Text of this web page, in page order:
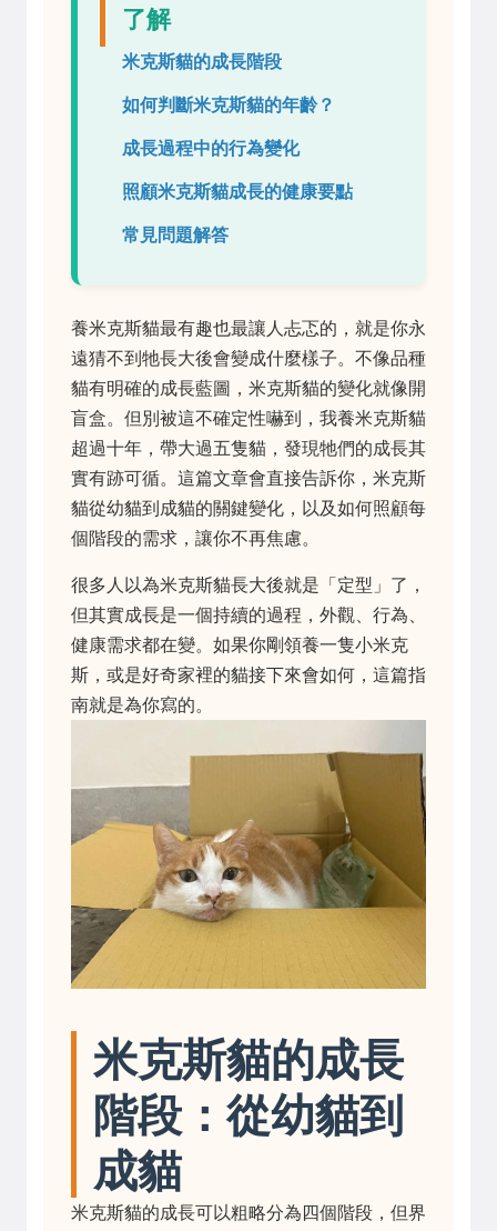
了解
米克斯貓的成長階段
如何判斷米克斯貓的年齡？
成長過程中的行為變化
照顧米克斯貓成長的健康要點
常見問題解答
養米克斯貓最有趣也最讓人忐忑的，就是你永
遠猜不到牠長大後會變成什麼樣子。不像品種
貓有明確的成長藍圖，米克斯貓的變化就像開
盲盒。但別被這不確定性嚇到，我養米克斯貓
超過十年，帶大過五隻貓，發現牠們的成長其
實有跡可循。這篇文章會直接告訴你，米克斯
貓從幼貓到成貓的關鍵變化，以及如何照顧每
個階段的需求，讓你不再焦慮。
很多人以為米克斯貓長大後就是「定型」了，
但其實成長是一個持續的過程，外觀、行為、
健康需求都在變。如果你剛領養一隻小米克
斯，或是好奇家裡的貓接下來會如何，這篇指
南就是為你寫的。
米克斯貓的成長
階段：從幼貓到
成貓
米克斯貓的成長可以粗略分為四個階段，但界